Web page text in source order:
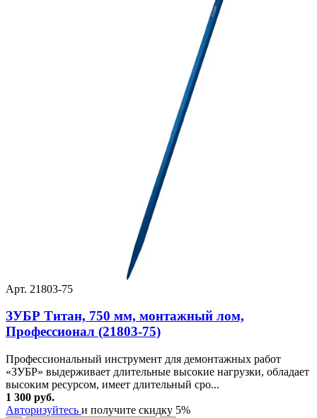
Арт. 21803-75
ЗУБР Титан, 750 мм, монтажный лом,
Профессионал (21803-75)
Профессиональный инструмент для демонтажных работ
«ЗУБР» выдерживает длительные высокие нагрузки, обладает
высоким ресурсом, имеет длительный сро...
1 300 руб.
Авторизуйтесь и получите скидку 5%